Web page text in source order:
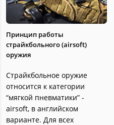
Принцип работы
страйкбольного (airsoft)
оружия
Страйкбольное оружие
относится к категории
“мягкой пневматики” -
airsoft, в английском
варианте. Для всех